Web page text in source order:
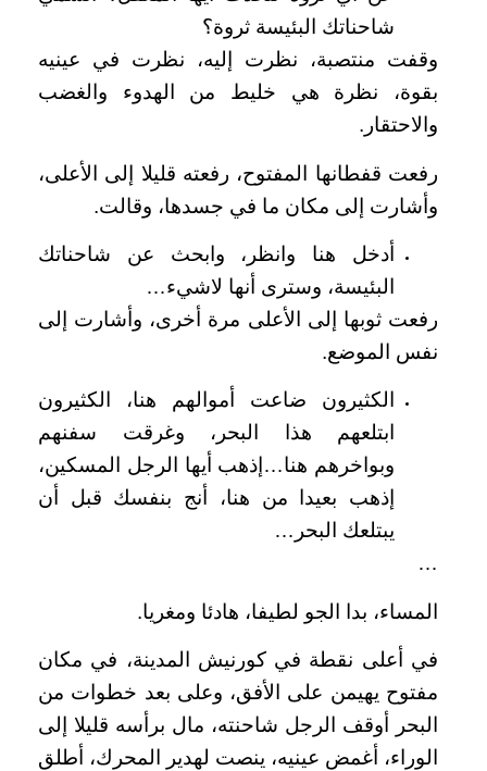
شاحناتك البئيسة ثروة؟
وقفت منتصبة، نظرت إليه، نظرت في عينيه
بقوة، نظرة هي خليط من الهدوء والغضب
والاحتقار.
رفعت قفطانها المفتوح، رفعته قليلا إلى الأعلى،
وأشارت إلى مكان ما في جسدها، وقالت.
أدخل هنا وانظر، وابحث عن شاحناتك
البئيسة، وسترى أنها لاشيء…
رفعت ثوبها إلى الأعلى مرة أخرى، وأشارت إلى
نفس الموضع.
الكثيرون ضاعت أموالهم هنا، الكثيرون
ابتلعهم هذا البحر، وغرقت سفنهم
وبواخرهم هنا…إذهب أيها الرجل المسكين،
إذهب بعيدا من هنا، أنج بنفسك قبل أن
يبتلعك البحر…
…
المساء، بدا الجو لطيفا، هادئا ومغريا.
في أعلى نقطة في كورنيش المدينة، في مكان
مفتوح يهيمن على الأفق، وعلى بعد خطوات من
البحر أوقف الرجل شاحنته، مال برأسه قليلا إلى
الوراء، أغمض عينيه، ينصت لهدير المحرك، أطلق